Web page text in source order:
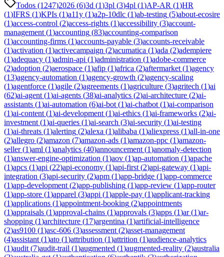
Todos (1247)2026 (6)3d (1)3pl (3)4pl (1)AP-AR (1)HR
(1)IFRS (1)KPIs (1)a11y (1)a2p-10dlc (1)ab-testing (5)about-ecosire
(1)access-control (2)access-rights (1)accessibility (3)account-
management (1)accounting (83)accounting-comparison
(1)accounting-firms (1)accounts-payable (3)accounts-receivable
(1)activation (1)activecampaign (2)acumatica (1)ada (2)adempiere
(1)adequacy (1)admin-api (1)administration (1)adobe-commerce
(2)adoption (2)aerospace (1)afip (1)africa (2)aftermarket (1)agency
(13)agency-automation (1)agency-growth (2)agency-scaling
(1)agentforce (1)agile (2)agreements (1)agriculture (3)agritech (1)ai
(62)ai-agent (1)ai-agents (38)ai-analytics (2)ai-architecture (2)ai-
assistants (1)ai-automation (6)ai-bot (1)ai-chatbot (1)ai-comparison
(1)ai-content (1)ai-development (1)ai-ethics (1)ai-frameworks (2)ai-
investment (1)ai-queries (1)ai-search (3)ai-security (1)ai-testing
(1)ai-threats (1)alerting (2)alexa (1)alibaba (1)aliexpress (1)all-in-one
(2)allegro (2)amazon (7)amazon-ads (1)amazon-ppc (1)amazon-
seller(1)aml (1)analytics (40)announcement (1)anomaly-detection
(1)answer-engine-optimization (1)aov (1)ap-automation (1)apache
(1)apcs (1)api (22)api-economy (1)api-first (2)api-gateway (1)api-
integration (3)api-security (2)apm (1)app-bridge (1)app-commerce
(1)app-development (2)app-publishing (1)app-review (1)app-router
(1)app-store (1)apparel (3)appi (1)apple-pay (1)applicant-tracking
(1)applications (1)appointment-booking (2)appointments
(1)appraisals (1)approval-chains (1)approvals (3)apps (1)ar(1)ar-
shopping (1)architecture (17)argentina (1)artificial-intelligence
(2)as9100 (1)asc-606 (3)assessment (2)asset-management
(4)assistant (1)ato (1)attribution (1)attrition (1)audience-analytics
(1)audit (7)audit-trail (1)augmented (1)augmented-reality (2)australia